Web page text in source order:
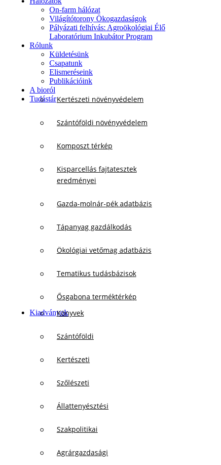
On-farm hálózat
Világítótorony Ökogazdaságok
Pályázati felhívás: Agroökológiai Élő
Laboratórium Inkubátor Program
Rólunk
Küldetésünk
Csapatunk
Elismeréseink
Publikációink
A bioról
TudástárKertészeti növényvédelem
Szántóföldi növényvédelem
Komposzt térkép
Kisparcellás fajtatesztek
eredményei
Gazda-molnár-pék adatbázis
Tápanyag gazdálkodás
Ökológiai vetőmag adatbázis
Tematikus tudásbázisok
Ősgabona terméktérkép
KiadványokKönyvek
Szántóföldi
Kertészeti
Szőlészeti
Állattenyésztési
Szakpolitikai
Agrárgazdasági